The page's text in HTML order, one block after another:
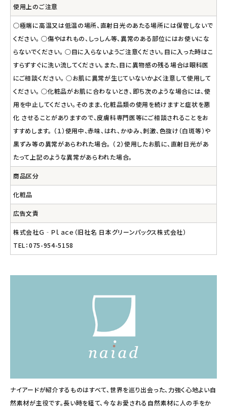
使用上のご注意
○極端に高温又は低温の場所、直射日光のあたる場所には保管しないで
ください。 ○傷やはれもの、しっしん等、異常のある部位にはお使いにな
らないでください。 ○目に入らないようご注意ください。目に入った時はこ
すらずすぐに洗い流してください。また、目に異物感の残る場合は眼科医
にご相談ください。 ○お肌に異常が生じていないかよく注意して使用して
ください。 ○化粧品がお肌に合わないとき、即ち次のような場合には、使
用を中止してください。そのまま、化粧品類の使用を続けますと症状を悪
化 させることがありますので、皮膚科専門医等にご相談されることをお
すすめします。 （１）使用中、赤味、はれ、かゆみ、刺激、色抜け（白斑等）や
黒ずみ等の異常があらわれた場合。 （２）使用したお肌に、直射日光があ
たって上記のような異常があらわれた場合。
商品区分
化粧品
広告文責
株式会社Ｇ‐Ｐｌａｃｅ（旧社名 日本グリーンパックス株式会社）
TEL：075-954-5158
ナイアードが紹介するものはすべて、世界を巡り出会った、力強く心地よい自
然素材が主役です。長い時を経て、今なお愛される自然素材に人の手をか